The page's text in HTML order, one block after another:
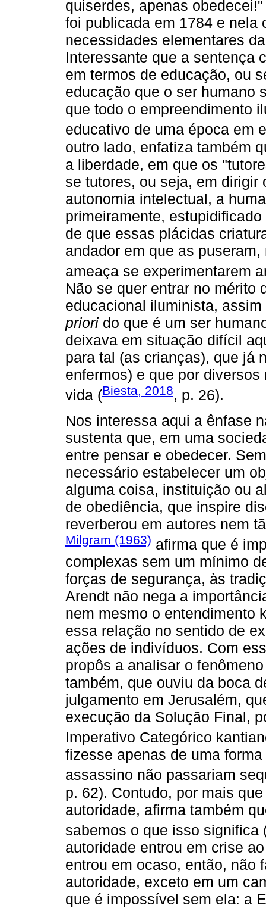
quiserdes, apenas obedecei!"
foi publicada em 1784 e nela
necessidades elementares
Interessante que a sentença
em termos de educação, ou
educação que o ser humano
que todo o empreendimento
educativo de uma época em
outro lado, enfatiza também
a liberdade, em que os
se tutores, ou seja, em
autonomia intelectual, a
primeiramente,
de que essas plácidas
andador em que as
ameaça se experimentarem
Não se quer entrar no mérito
educacional iluminista,
priori do que é um ser
deixava em situação difícil
para tal (as crianças), que já
enfermos) e que por
vida (Biesta, 2018, p. 26).
Nos interessa aqui a ênfase
sustenta que, em uma
entre pensar e obedecer.
necessário estabelecer um
alguma coisa, instituição ou
de obediência, que inspire
reverberou em autores nem
Milgram (1963) afirma que é
complexas sem um mínimo
forças de segurança, às
Arendt não nega a
nem mesmo o entendimento
essa relação no sentido de
ações de indivíduos. Com
propôs a analisar o
também, que ouviu da boca
julgamento em Jerusalém,
execução da Solução Final,
Imperativo Categórico
fizesse apenas de uma
assassino não passariam
p. 62). Contudo, por mais
autoridade, afirma também
sabemos o que isso significa
autoridade entrou em crise
entrou em ocaso, então, não
autoridade, exceto em um
que é impossível sem ela: a